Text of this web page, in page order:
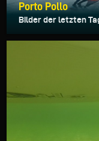
Porto Pollo
Bilder der letzten